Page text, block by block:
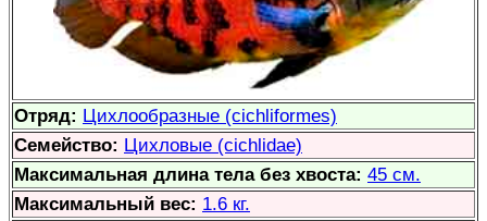
Отряд: Цихлообразные (cichliformes)
Семейство: Цихловые (cichlidae)
Максимальная длина тела без хвоста: 45 см.
Максимальный вес: 1.6 кг.